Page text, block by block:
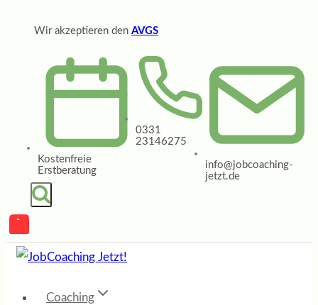
Wir akzeptieren den AVGS
Kostenfreie
Erstberatung
0331
23146275
info@jobcoaching-
jetzt.de
Coaching